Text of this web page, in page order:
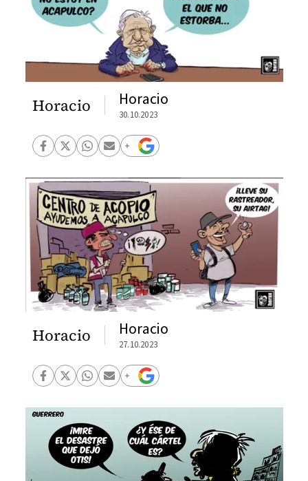
Horacio Horacio
30.10.2023
Horacio Horacio
27.10.2023